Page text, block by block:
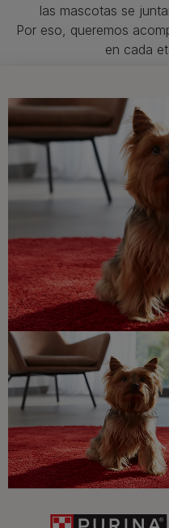
las mascotas se
Por eso, queremos
en cada
Consejos adaptados a
recomendaciones
Veterinarios,
para
Promociones,
todas
¡No te lo pierdas,